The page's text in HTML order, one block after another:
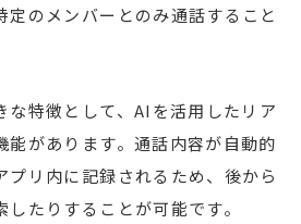
定のメンバーとのみ通話すること
な特徴として、AIを活用したリア
能があります。通話内容が自動的
プリ内に記録されるため、後から
たりすることが可能です。